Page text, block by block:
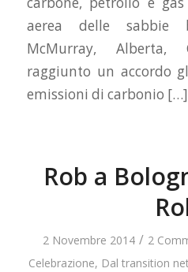
aerea delle sabbie
McMurray, Alberta,
raggiunto un accordo
emissioni di carbonio […]
Rob a
2 Novembre 2014 / 2
Celebrazione, Dal transition